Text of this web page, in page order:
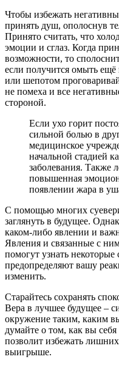
Чтобы избежать
принять душ, ополоснув
Принято считать, что
эмоции и сглаз. Когда
возможности, то
если получится омыть
или шепотом
не помеха и все
стороной.
Если ухо горит
сильной болью в
медицинское
начальной стадией
заболевания. Также
повышенная
появлении жара в
С помощью многих
заглянуть в будущее.
каком-либо явлении и
Явления и связанные с
помогут узнать
предопределяют вашу
изменить.
Старайтесь сохранять
Вера в лучшее будущее –
окружение таким, каким
думайте о том, как вы
позволит избежать
выигрыше.